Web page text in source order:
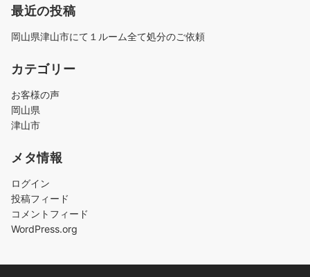
最近の投稿
岡山県津山市にて１ルーム全て処分のご依頼
カテゴリー
お客様の声
岡山県
津山市
メタ情報
ログイン
投稿フィード
コメントフィード
WordPress.org